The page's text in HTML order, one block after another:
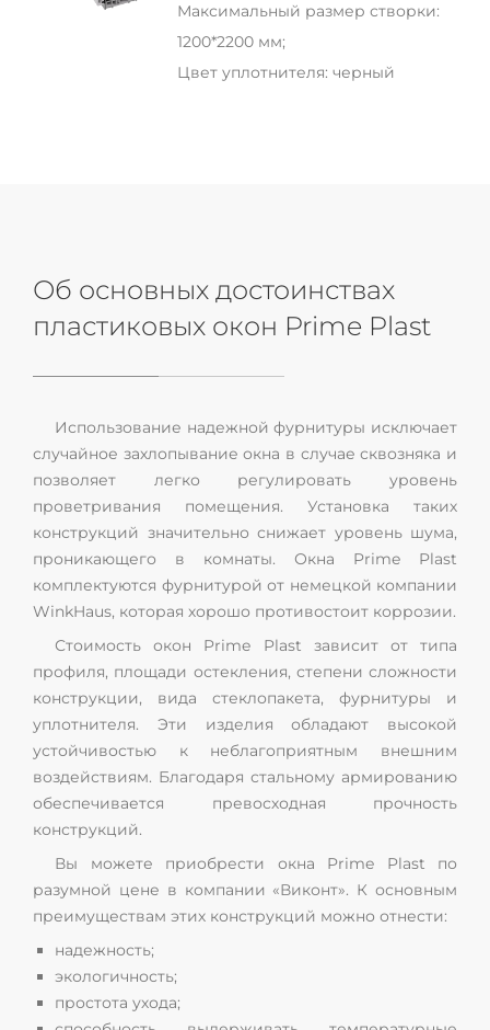
Максимальный размер створки:
1200*2200 мм;
Цвет уплотнителя: черный
Об основных достоинствах
пластиковых окон Prime Plast
Использование надежной фурнитуры исключает
случайное захлопывание окна в случае сквозняка и
позволяет легко регулировать уровень
проветривания помещения. Установка таких
конструкций значительно снижает уровень шума,
проникающего в комнаты. Окна Prime Plast
комплектуются фурнитурой от немецкой компании
WinkHaus, которая хорошо противостоит коррозии.
Стоимость окон Prime Plast зависит от типа
профиля, площади остекления, степени сложности
конструкции, вида стеклопакета, фурнитуры и
уплотнителя. Эти изделия обладают высокой
устойчивостью к неблагоприятным внешним
воздействиям. Благодаря стальному армированию
обеспечивается превосходная прочность
конструкций.
Вы можете приобрести окна Prime Plast по
разумной цене в компании «Виконт». К основным
преимуществам этих конструкций можно отнести:
надежность;
экологичность;
простота ухода;